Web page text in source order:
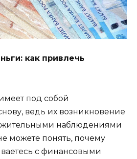
как привлечь
под собой
ведь их возникновение
наблюдениями
можете понять, почему
с финансовыми